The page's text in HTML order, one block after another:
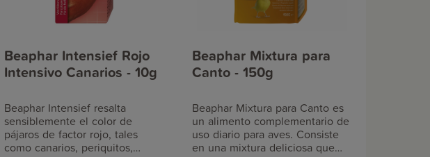
Beaphar Intensief Rojo
Intensivo Canarios - 10g
Beaphar Intensief resalta
sensiblemente el color de
pájaros de factor rojo, tales
como canarios, periquitos,
Beaphar Mixtura para
Canto - 150g
Beaphar Mixtura para Canto es
un alimento complementario de
uso diario para aves. Consiste
en una mixtura deliciosa que